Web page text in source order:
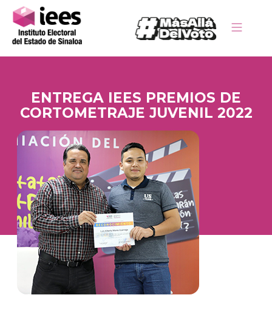
ENTREGA IEES PREMIOS DE
CORTOMETRAJE JUVENIL 2022